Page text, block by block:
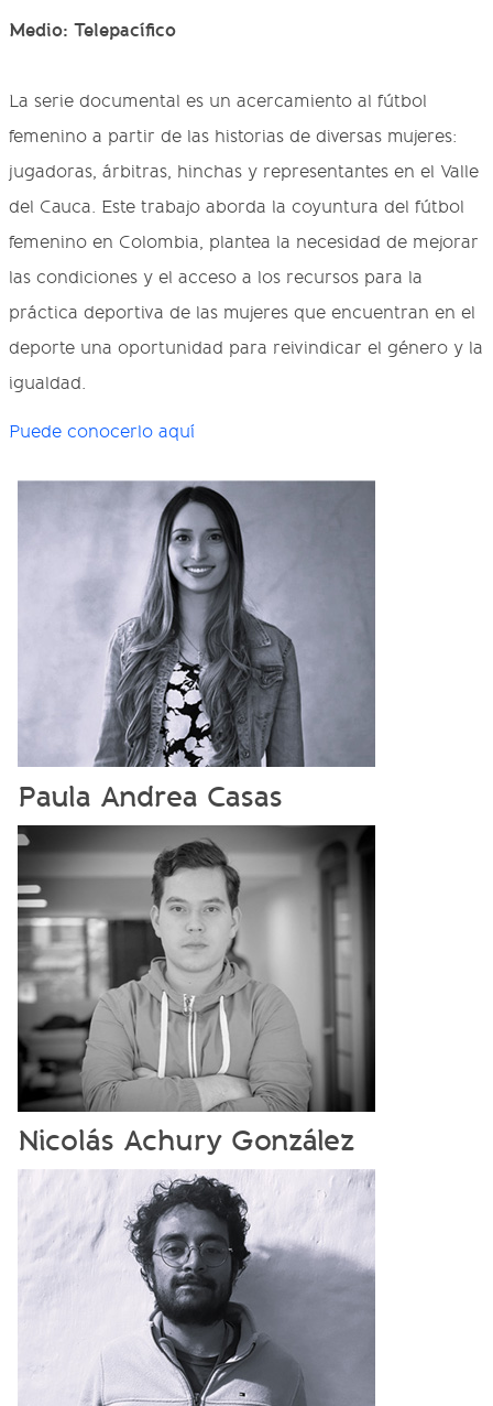
Medio: Telepacífico
La serie documental es un acercamiento al fútbol
femenino a partir de las historias de diversas mujeres:
jugadoras, árbitras, hinchas y representantes en el Valle
del Cauca. Este trabajo aborda la coyuntura del fútbol
femenino en Colombia, plantea la necesidad de mejorar
las condiciones y el acceso a los recursos para la
práctica deportiva de las mujeres que encuentran en el
deporte una oportunidad para reivindicar el género y la
igualdad.
Puede conocerlo aquí
Paula Andrea Casas
Nicolás Achury González